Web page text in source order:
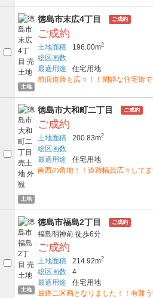
土地
徳島市末広4丁目 ご成約
ご成約
土地面積 196.00m2
総区画数
最適用途
住宅用地
前面道路も広々！！閑静な住宅街で
土地
徳島市大和町二丁目 ご成約
ご成約
土地面積 200.83m2
総区画数
最適用途
住宅用地
南西の角地！！道路幅員広々してま
土地
徳島市福島2丁目 ご成約
福島明神前 徒歩6分
ご成約
土地面積 214.92m2
総区画数
4
最適用途
住宅用地
最終二区画となりました！！有難